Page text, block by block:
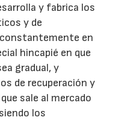
y fabrica los
y de
en
hincapié en que
gradual, y
de recuperación y
sale al mercado
los